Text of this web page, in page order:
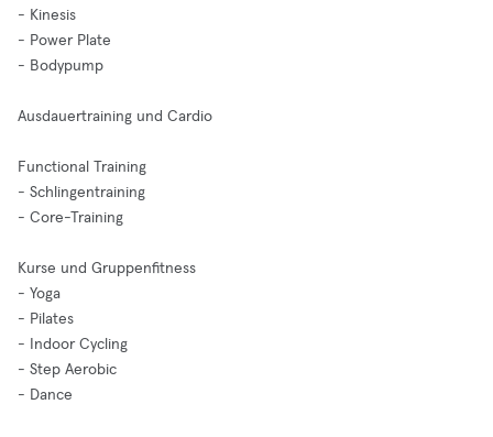
- Kinesis
- Power Plate
- Bodypump
Ausdauertraining und Cardio
Functional Training
- Schlingentraining
- Core-Training
Kurse und Gruppenfitness
- Yoga
- Pilates
- Indoor Cycling
- Step Aerobic
- Dance